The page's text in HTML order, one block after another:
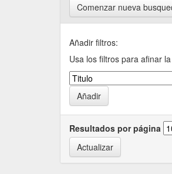
Comenzar nueva
Añadir filtros:
Usa los filtros para afinar
Resultados por página